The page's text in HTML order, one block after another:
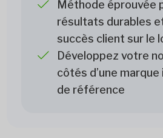
Méthode éprouvée
résultats durables
succès client sur le
Développez votre
côtés d’une
de référence